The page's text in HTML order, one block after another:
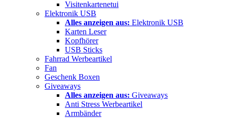
Visitenkartenetui
Elektronik USB
Alles anzeigen aus: Elektronik USB
Karten Leser
Kopfhörer
USB Sticks
Fahrrad Werbeartikel
Fan
Geschenk Boxen
Giveaways
Alles anzeigen aus: Giveaways
Anti Stress Werbeartikel
Armbänder